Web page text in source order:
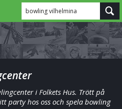
bowling vilhelmina
i Folkets Hus. Trött på
party hos oss och spela bowling